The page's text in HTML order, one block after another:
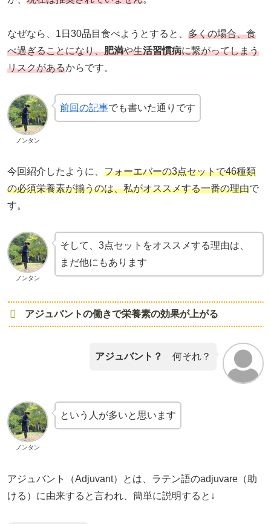
なぜなら、1日30品目食べようとすると、 多くの場合、食
べ過ぎることになり、肥満や生活習慣病に繋がってしまう
リスクがあるからです。
ノンタン
前回の記事でも書いた通りです
今回紹介したように、 フォーエバーの3点セットで46種類
の必須栄養素が揃うのは、私がオススメする一番の理由で
す。
ノンタン
そして、3点セットをオススメする理由は、
まだ他にもあります
アジュバントの働きで栄養素の効果が上がる
アジュバント？ 何それ？
ノンタン
という人が多いと思います
アジュバント（Adjuvant）とは、ラテン語のadjuvare（助
ける）に由来すると言われ、簡単に説明すると↓